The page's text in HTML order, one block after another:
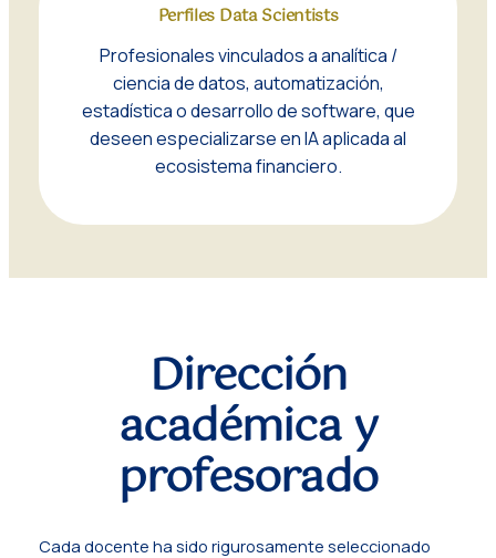
Perfiles Data Scientists
Profesionales vinculados a analítica /
ciencia de datos, automatización,
estadística o desarrollo de software, que
deseen especializarse en IA aplicada al
ecosistema financiero.
Dirección
académica y
profesorado
Cada docente ha sido rigurosamente seleccionado